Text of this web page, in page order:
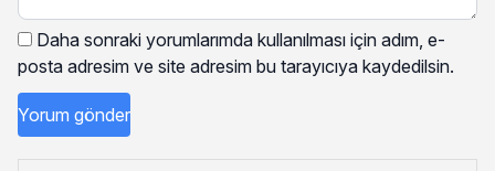
Daha sonraki yorumlarımda kullanılması için adım, e-
posta adresim ve site adresim bu tarayıcıya kaydedilsin.